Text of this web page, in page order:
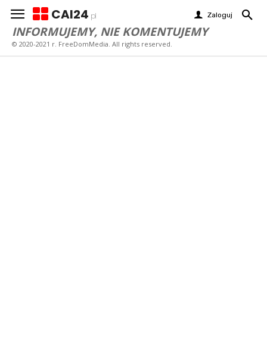
CAI24 pl Zaloguj
INFORMUJEMY, NIE KOMENTUJEMY
© 2020-2021 r. FreeDomMedia. All rights reserved.